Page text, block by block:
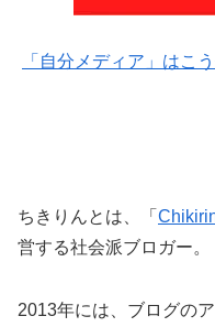
「自分メディア」はこ
ちきりんとは、「
営する社会派ブロガー。
2013年には、ブログの